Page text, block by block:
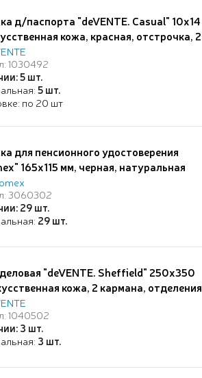
д/паспорта "deVENTE. Casual" 10x14
кожа, красная, отстрочка, 2
для визиток, в пластиковом пакете с
1030492
5 шт.
5 шт.
по 20 шт
для пенсионного удостоверения
165x115 мм, черная, натуральная
гладкая, прозрачные ПВХ клапаны,
золотистой фольгой,
упаковка
3060302
29 шт.
29 шт.
"deVENTE. Sheffield" 250x350
кожа, 2 кармана, отделения
и ручки, с ручкой-петлей, на
черная
1040502
3 шт.
3 шт.